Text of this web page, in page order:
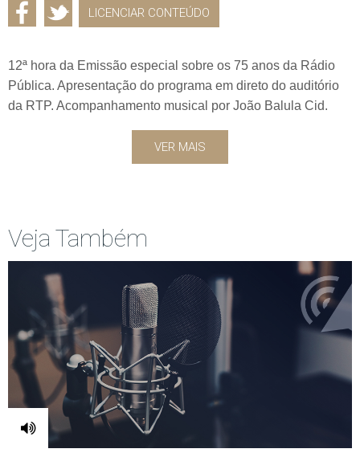
LICENCIAR CONTEÚDO
12ª hora da Emissão especial sobre os 75 anos da Rádio
Pública. Apresentação do programa em direto do auditório
da RTP. Acompanhamento musical por João Balula Cid.
VER MAIS
Veja Também